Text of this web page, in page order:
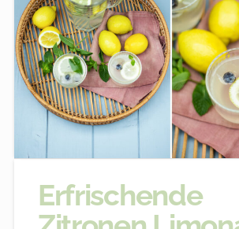
Erfrischende